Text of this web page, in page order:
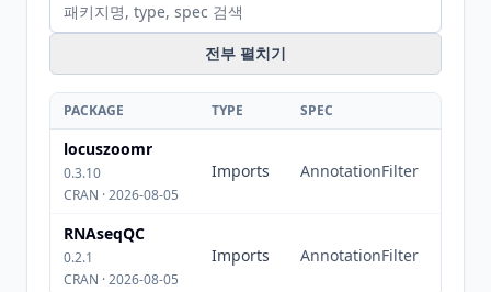
전부 펼치기
PACKAGE TYPE SPEC
locuszoomr
0.3.10
CRAN · 2026-08-05
Imports AnnotationFilter
RNAseqQC
0.2.1
CRAN · 2026-08-05
Imports AnnotationFilter